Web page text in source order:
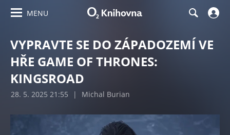
MENU
VYPRAVTE SE DO ZÁPADOZEMÍ VE
HŘE GAME OF THRONES:
KINGSROAD
28. 5. 2025 21:55 | Michal Burian